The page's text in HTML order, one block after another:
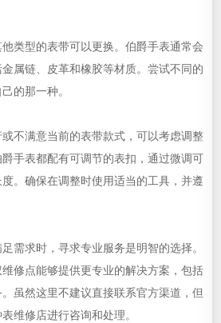
型的表带可以更换。伯爵手表通常会
属链、皮革和橡胶等材质。尝试不同的
的那一种。
满意当前的表带款式，可以考虑调整
手表都配有可调节的表扣，通过微调可
。确保在调整时使用适当的工具，并遵
求时，寻求专业服务是明智的选择。
修点能够提供更专业的解决方案，包括
虽然这里不建议直接联系官方渠道，但
维修店进行咨询和处理。